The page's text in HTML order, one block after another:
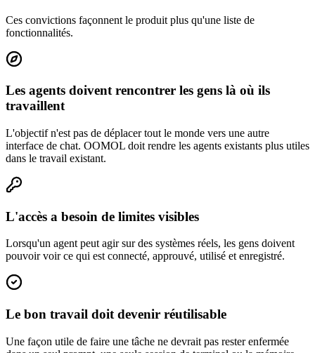
Ces convictions façonnent le produit plus qu'une liste de
fonctionnalités.
Les agents doivent rencontrer les gens là où ils
travaillent
L'objectif n'est pas de déplacer tout le monde vers une autre
interface de chat. OOMOL doit rendre les agents existants plus utiles
dans le travail existant.
L'accès a besoin de limites visibles
Lorsqu'un agent peut agir sur des systèmes réels, les gens doivent
pouvoir voir ce qui est connecté, approuvé, utilisé et enregistré.
Le bon travail doit devenir réutilisable
Une façon utile de faire une tâche ne devrait pas rester enfermée